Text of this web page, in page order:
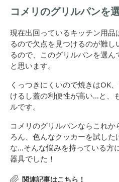
コメリのグリルパンを
現在出回っているキッチン用
るので欠点を見つけるのが難
るので、このグリルパンを選
と思います。
くっつきにくいので焼きはOK
けるし蓋の利便性が高い…と、
ルです。
コメリのグリルパンならこれ
ろん、色んなクッカーを試した
な…そんな悩みを持っている方
器具でした！